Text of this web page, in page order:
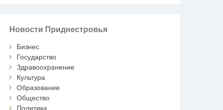
Новости Приднестровья
Бизнес
Государство
Здравоохранение
Культура
Образование
Общество
Политика